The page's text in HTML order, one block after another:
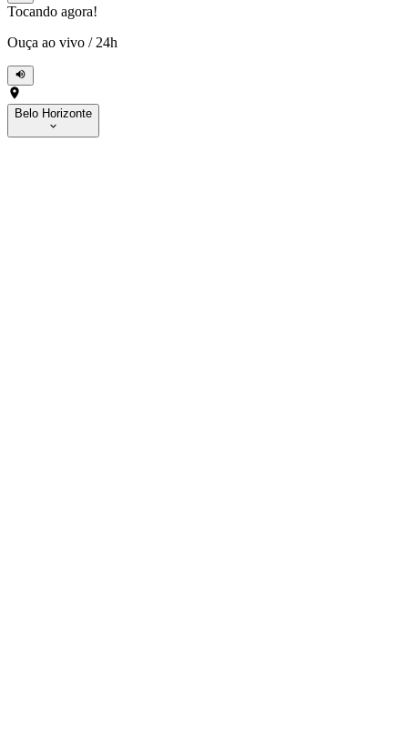
Tocando agora!
Ouça ao vivo / 24h
Belo Horizonte